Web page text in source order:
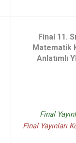
Final 11.
Matematik
Anlatımlı
Final
Final Yayınları